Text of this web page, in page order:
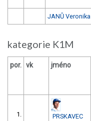
JANŮ Veronika
kategorie K1M
por. vk jméno
1.
PRSKAVEC